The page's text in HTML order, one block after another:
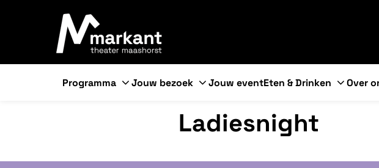
Programma Jouw bezoek Jouw eventEten & Drinken Over
Ladiesnight